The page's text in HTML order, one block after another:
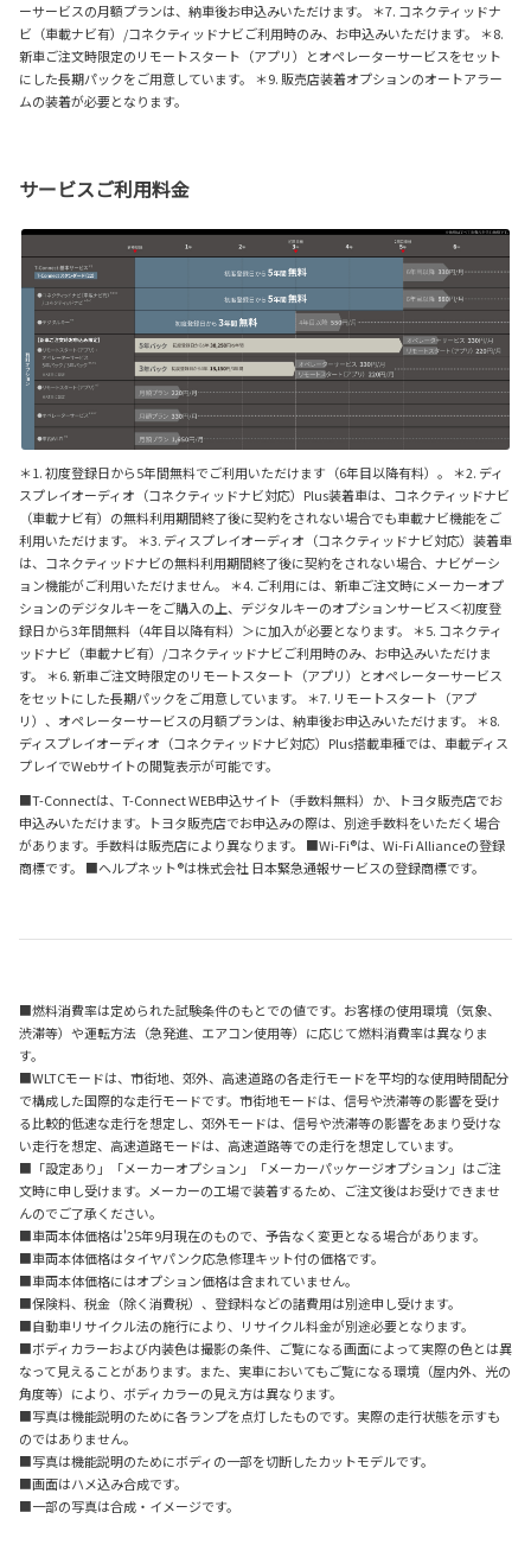
ーサービスの月額プランは、納車後お申込みいただけます。 ＊7. コネクティッドナ
ビ（車載ナビ有）/コネクティッドナビご利用時のみ、お申込みいただけます。 ＊8.
新車ご注文時限定のリモートスタート（アプリ）とオペレーターサービスをセット
にした長期パックをご用意しています。 ＊9. 販売店装着オプションのオートアラー
ムの装着が必要となります。
サービスご利用料金
＊1. 初度登録日から5年間無料でご利用いただけます（6年目以降有料）。 ＊2. ディ
スプレイオーディオ（コネクティッドナビ対応）Plus装着車は、コネクティッドナビ
（車載ナビ有）の無料利用期間終了後に契約をされない場合でも車載ナビ機能をご
利用いただけます。 ＊3. ディスプレイオーディオ（コネクティッドナビ対応）装着車
は、コネクティッドナビの無料利用期間終了後に契約をされない場合、ナビゲーシ
ョン機能がご利用いただけません。 ＊4. ご利用には、新車ご注文時にメーカーオプ
ションのデジタルキーをご購入の上、デジタルキーのオプションサービス＜初度登
録日から3年間無料（4年目以降有料）＞に加入が必要となります。 ＊5. コネクティ
ッドナビ（車載ナビ有）/コネクティッドナビご利用時のみ、お申込みいただけま
す。 ＊6. 新車ご注文時限定のリモートスタート（アプリ）とオペレーターサービス
をセットにした長期パックをご用意しています。 ＊7. リモートスタート（アプ
リ）、オペレーターサービスの月額プランは、納車後お申込みいただけます。 ＊8.
ディスプレイオーディオ（コネクティッドナビ対応）Plus搭載車種では、車載ディス
プレイでWebサイトの閲覧表示が可能です。
■T-Connectは、T-Connect WEB申込サイト（手数料無料）か、トヨタ販売店でお
申込みいただけます。トヨタ販売店でお申込みの際は、別途手数料をいただく場合
があります。手数料は販売店により異なります。 ■Wi-Fi®は、Wi-Fi Allianceの登録
商標です。 ■ヘルプネット®は株式会社 日本緊急通報サービスの登録商標です。
■燃料消費率は定められた試験条件のもとでの値です。お客様の使用環境（気象、
渋滞等）や運転方法（急発進、エアコン使用等）に応じて燃料消費率は異なりま
す。
■WLTCモードは、市街地、郊外、高速道路の各走行モードを平均的な使用時間配分
で構成した国際的な走行モードです。市街地モードは、信号や渋滞等の影響を受け
る比較的低速な走行を想定し、郊外モードは、信号や渋滞等の影響をあまり受けな
い走行を想定、高速道路モードは、高速道路等での走行を想定しています。
■「設定あり」「メーカーオプション」「メーカーパッケージオプション」はご注
文時に申し受けます。メーカーの工場で装着するため、ご注文後はお受けできませ
んのでご了承ください。
■車両本体価格は'25年9月現在のもので、予告なく変更となる場合があります。
■車両本体価格はタイヤパンク応急修理キット付の価格です。
■車両本体価格にはオプション価格は含まれていません。
■保険料、税金（除く消費税）、登録料などの諸費用は別途申し受けます。
■自動車リサイクル法の施行により、リサイクル料金が別途必要となります。
■ボディカラーおよび内装色は撮影の条件、ご覧になる画面によって実際の色とは異
なって見えることがあります。また、実車においてもご覧になる環境（屋内外、光の
角度等）により、ボディカラーの見え方は異なります。
■写真は機能説明のために各ランプを点灯したものです。実際の走行状態を示すも
のではありません。
■写真は機能説明のためにボディの一部を切断したカットモデルです。
■画面はハメ込み合成です。
■一部の写真は合成・イメージです。